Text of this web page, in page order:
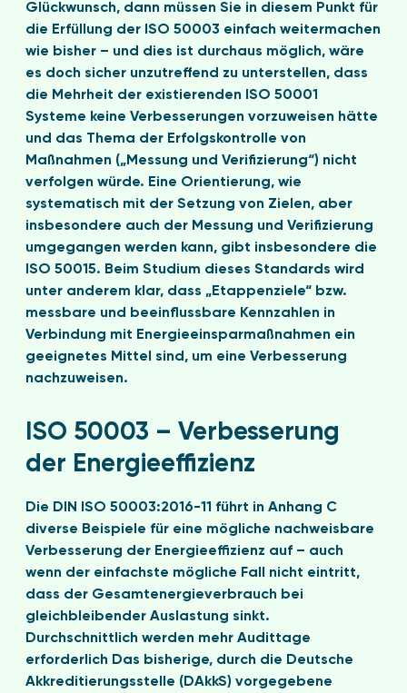
Glückwunsch, dann müssen Sie in diesem Punkt für
die Erfüllung der ISO 50003 einfach weitermachen
wie bisher – und dies ist durchaus möglich, wäre
es doch sicher unzutreffend zu unterstellen, dass
die Mehrheit der existierenden ISO 50001
Systeme keine Verbesserungen vorzuweisen hätte
und das Thema der Erfolgskontrolle von
Maßnahmen („Messung und Verifizierung“) nicht
verfolgen würde. Eine Orientierung, wie
systematisch mit der Setzung von Zielen, aber
insbesondere auch der Messung und Verifizierung
umgegangen werden kann, gibt insbesondere die
ISO 50015. Beim Studium dieses Standards wird
unter anderem klar, dass „Etappenziele“ bzw.
messbare und beeinflussbare Kennzahlen in
Verbindung mit Energieeinsparmaßnahmen ein
geeignetes Mittel sind, um eine Verbesserung
nachzuweisen.
ISO 50003 – Verbesserung
der Energieeffizienz
Die DIN ISO 50003:2016-11 führt in Anhang C
diverse Beispiele für eine mögliche nachweisbare
Verbesserung der Energieeffizienz auf – auch
wenn der einfachste mögliche Fall nicht eintritt,
dass der Gesamtenergieverbrauch bei
gleichbleibender Auslastung sinkt.
Durchschnittlich werden mehr Audittage
erforderlich Das bisherige, durch die Deutsche
Akkreditierungsstelle (DAkkS) vorgegebene